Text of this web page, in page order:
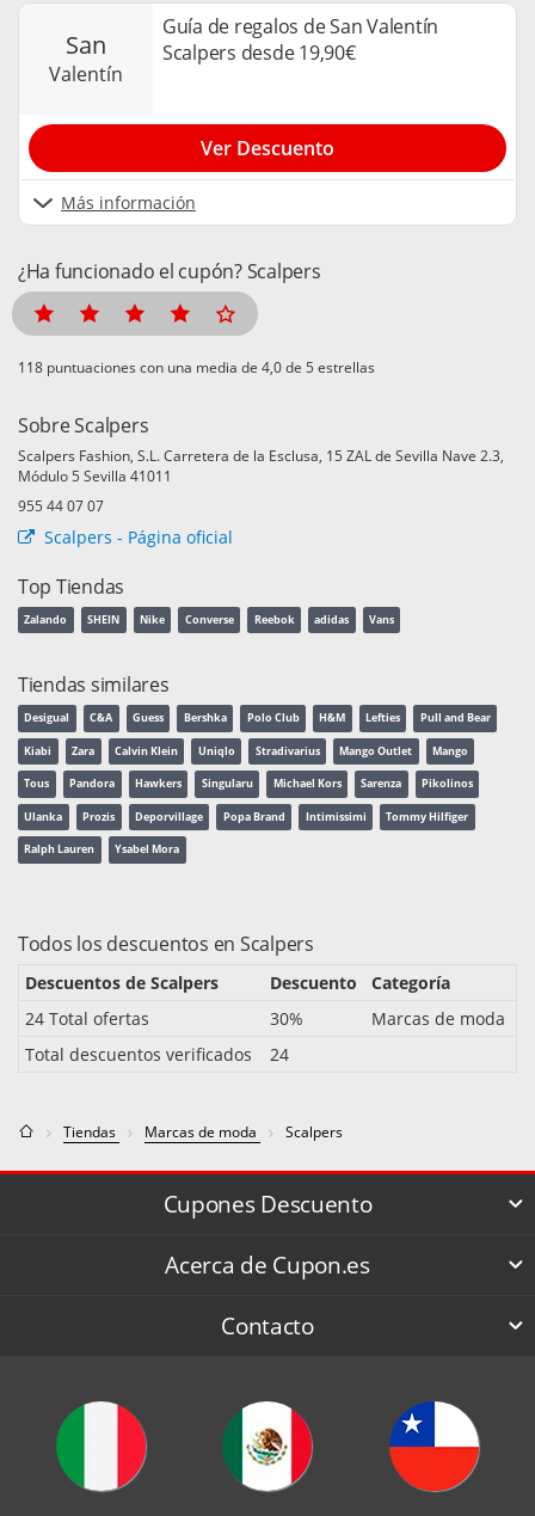
san
valentín
Guía de regalos de San Valentín
Scalpers desde 19,90€
Más información
Ver Descuento
¿Ha funcionado el cupón? Scalpers
puntuaciones con una media de de 5 estrellas
Sobre Scalpers
Scalpers Fashion, S.L. Carretera de la Esclusa, 15 ZAL de Sevilla Nave 2.3,
Módulo 5 Sevilla 41011
955 44 07 07
Scalpers - Página oficial
Top Tiendas
Zalando SHEIN Nike Converse Reebok adidas Vans
Tiendas similares
Desigual C&A Guess Bershka Polo Club H&M Lefties Pull and Bear
Kiabi Zara Calvin Klein Uniqlo Stradivarius Mango Outlet Mango
Tous Pandora Hawkers Singularu Michael Kors Sarenza Pikolinos
Ulanka Prozis Deporvillage Popa Brand Intimissimi Tommy Hilfiger
Ralph Lauren Ysabel Mora
Todos los descuentos en Scalpers
Descuentos de Scalpers Descuento
Categoría
24 Total ofertas
30%
Marcas de moda
Total descuentos verificados
24
Tiendas Marcas de moda Scalpers
Cupones Descuento
Acerca de Cupon.es
Contacto